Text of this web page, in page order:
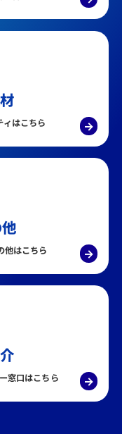
ィはこちら →
他はこちら →
窓口はこちら →